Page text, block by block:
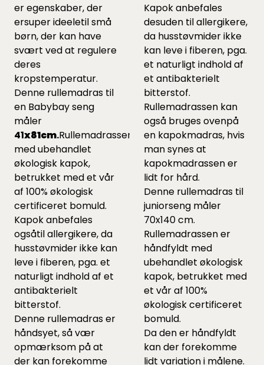
er egenskaber, der
ersuper ideeletil små
børn, der kan have
svært ved at regulere
deres
kropstemperatur.
Denne rullemadras til
en Babybay seng
måler
41x81cm.Rullemadrassenerhåndfyldt
med ubehandlet
økologisk kapok,
betrukket med et vår
af 100% økologisk
certificeret bomuld.
Kapok anbefales
ogsåtil allergikere, da
husstøvmider ikke kan
leve i fiberen, pga. et
naturligt indhold af et
antibakterielt
bitterstof.
Denne rullemadras er
håndsyet, så vær
opmærksom på at
der kan forekomme
Kapok anbefales
desuden til allergikere,
da husstøvmider ikke
kan leve i fiberen, pga.
et naturligt indhold af
et antibakterielt
bitterstof.
Rullemadrassen kan
også bruges ovenpå
en kapokmadras, hvis
man synes at
kapokmadrassen er
lidt for hård.
Denne rullemadras til
juniorseng måler
70x140 cm.
Rullemadrassen er
håndfyldt med
ubehandlet økologisk
kapok, betrukket med
et vår af 100%
økologisk certificeret
bomuld.
Da den er håndfyldt
kan der forekomme
lidt variation i målene.